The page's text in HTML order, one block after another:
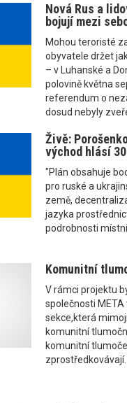
Nová Rus a
bojují mezi
Mohou teroristé
obyvatele držet
– v Luhanské a
polovině května
referendum o
dosud nebyly
Živě:
východ hlásí
"Plán obsahuje
pro ruské a
země,
jazyka
podrobnosti
Komunitní
V rámci projektu
společnosti
sekce,která
komunitní
komunitní
zprostředkovávají.